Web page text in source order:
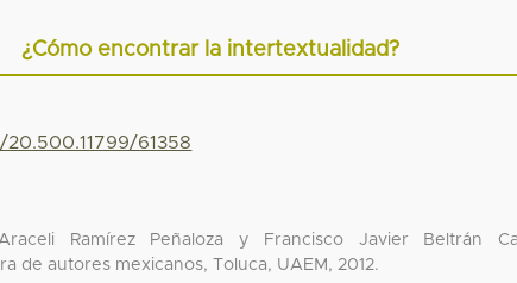
¿Cómo encontrar la intertextualidad?
61358
Ramírez Peñaloza y Francisco Javier Beltrán
de autores mexicanos, Toluca, UAEM, 2012.